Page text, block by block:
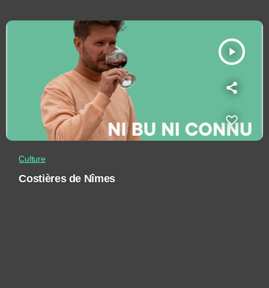
play_arrow
Culture
Costières de Nîmes